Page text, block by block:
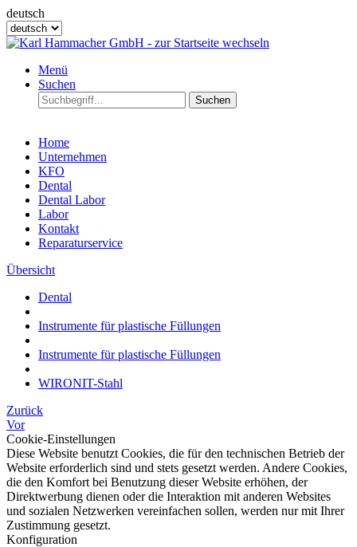
deutsch
Menü
Suchen
Suchen
Home
Unternehmen
KFO
Dental
Dental Labor
Labor
Kontakt
Reparaturservice
Übersicht
Dental
Instrumente für plastische Füllungen
Instrumente für plastische Füllungen
WIRONIT-Stahl
Zurück
Vor
Cookie-Einstellungen
Diese Website benutzt Cookies, die für den technischen Betrieb der
Website erforderlich sind und stets gesetzt werden. Andere Cookies,
die den Komfort bei Benutzung dieser Website erhöhen, der
Direktwerbung dienen oder die Interaktion mit anderen Websites
und sozialen Netzwerken vereinfachen sollen, werden nur mit Ihrer
Zustimmung gesetzt.
Konfiguration